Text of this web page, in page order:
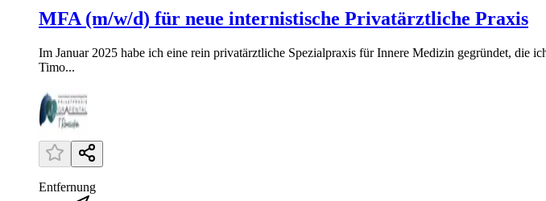
MFA (m/w/d) für neue internistische Privatärztliche Praxis
Im Januar 2025 habe ich eine rein privatärztliche Spezialpraxis für Innere Medizin gegründet, die
Timo...
Entfernung